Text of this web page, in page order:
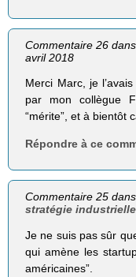
Commentaire 26
avril 2018
Merci Marc, je
par mon collègue
“mérite”, et à bientôt
Répondre à ce
Commentaire 25
stratégie
Je ne suis pas sûr
qui amène les
américaines”.